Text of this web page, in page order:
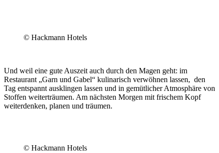
© Hackmann Hotels
Und weil eine gute Auszeit auch durch den Magen geht: im
Restaurant „Garn und Gabel“ kulinarisch verwöhnen lassen, den
Tag entspannt ausklingen lassen und in gemütlicher Atmosphäre von
Stoffen weiterträumen. Am nächsten Morgen mit frischem Kopf
weiterdenken, planen und träumen.
© Hackmann Hotels